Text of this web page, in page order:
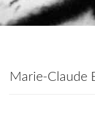
Marie-Claude